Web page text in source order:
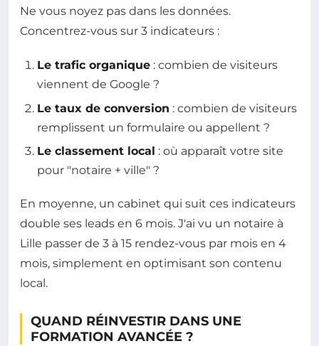
Ne vous noyez pas dans les données.
Concentrez-vous sur 3 indicateurs :
Le trafic organique : combien de visiteurs
viennent de Google ?
Le taux de conversion : combien de visiteurs
remplissent un formulaire ou appellent ?
Le classement local : où apparaît votre site
pour "notaire + ville" ?
En moyenne, un cabinet qui suit ces indicateurs
double ses leads en 6 mois. J'ai vu un notaire à
Lille passer de 3 à 15 rendez-vous par mois en 4
mois, simplement en optimisant son contenu
local.
QUAND RÉINVESTIR DANS UNE
FORMATION AVANCÉE ?